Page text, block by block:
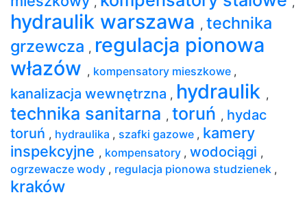
hydraulik warszawa , technika
grzewcza , regulacja pionowa
włazów , kompensatory mieszkowe ,
kanalizacja wewnętrzna , hydraulik ,
technika sanitarna , toruń , hydac
toruń , hydraulika , szafki gazowe , kamery
inspekcyjne , kompensatory , wodociągi ,
ogrzewacze wody , regulacja pionowa studzienek ,
kraków